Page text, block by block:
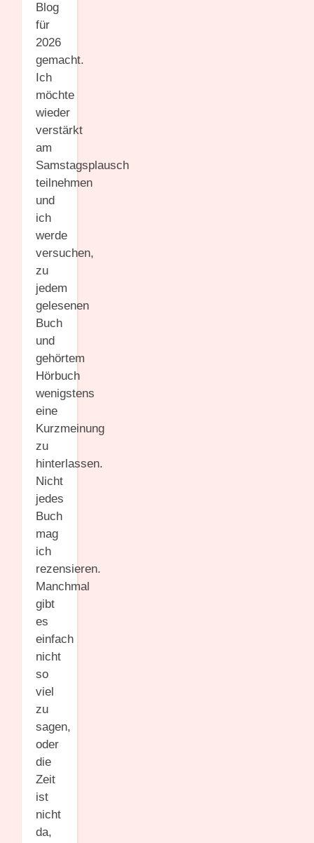
Blog
für
2026
gemacht.
Ich
möchte
wieder
verstärkt
am
Samstagsplausch
teilnehmen
und
ich
werde
versuchen,
zu
jedem
gelesenen
Buch
und
gehörtem
Hörbuch
wenigstens
eine
Kurzmeinung
zu
hinterlassen.
Nicht
jedes
Buch
mag
ich
rezensieren.
Manchmal
gibt
es
einfach
nicht
so
viel
zu
sagen,
oder
die
Zeit
ist
nicht
da,